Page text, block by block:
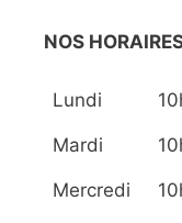
NOS
Lundi
Mardi
Mercredi